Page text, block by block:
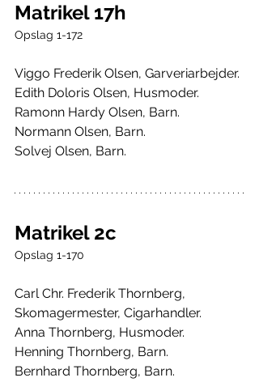
Matrikel 17h
Opslag 1-172
Viggo Frederik Olsen, Garveriarbejder.
Edith Doloris Olsen, Husmoder.
Ramonn Hardy Olsen, Barn.
Normann Olsen, Barn.
Solvej Olsen, Barn.
Matrikel 2c
Opslag 1-170
Carl Chr. Frederik Thornberg,
Skomagermester, Cigarhandler.
Anna Thornberg, Husmoder.
Henning Thornberg, Barn.
Bernhard Thornberg, Barn.